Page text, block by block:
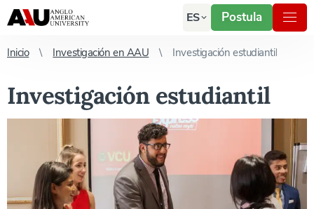
ES Postula
Inicio Investigación en AAU Investigación estudiantil
Investigación estudiantil